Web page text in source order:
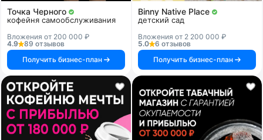
Точка Черного
кофейня самообслуживания
Вложения от 200 000 ₽
4.9
89 отзывов
Получить бизнес-план
Binny Native Place
детский сад
Вложения от 2 200 000 ₽
5.0
6 отзывов
Получить бизнес-план